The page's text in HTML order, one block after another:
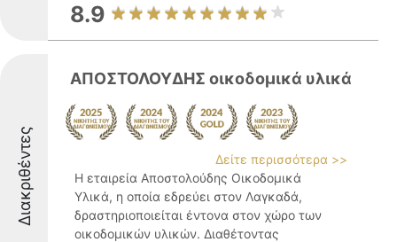
8.9
Διακριθέντες
ΑΠΟΣΤΟΛΟΥΔΗΣ οικοδομικά υλικά
Δείτε περισσότερα >>
Η εταιρεία Αποστολούδης Οικοδομικά
Υλικά, η οποία εδρεύει στον Λαγκαδά,
δραστηριοποιείται έντονα στον χώρο των
οικοδομικών υλικών. Διαθέτοντας